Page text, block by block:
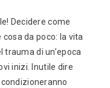
Decidere come
da poco: la vita
trauma di un’epoca
inizi. Inutile dire
condizioneranno